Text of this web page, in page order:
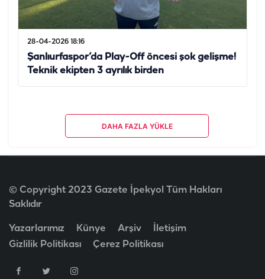
28-04-2026 18:16
Şanlıurfaspor’da Play-Off öncesi şok gelişme!
Teknik ekipten 3 ayrılık birden
DAHA FAZLA YÜKLE
© Copyright 2023 Gazete İpekyol Tüm Hakları
Saklıdır
Yazarlarımız Künye Arşiv
İletişim
Gizlilik Politikası
Çerez Politikası